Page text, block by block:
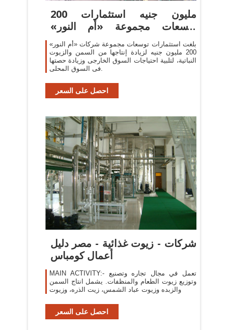
200 مليون جنيه استثمارات
توسعات مجموعة «أم النور»
جريدة
بلغت استثمارات توسعات مجموعة شركات «أم النور»
200 مليون جنيه لزيادة إنتاجها من السمن والزيوت
النباتية، لتلبية احتياجات السوق الخارجى وزيادة حصتها
فى السوق المحلى.
احصل على السعر
شركات - زيوت غذائية - مصر دليل
أعمال كومباس
MAIN ACTIVITY:- تعمل في مجال تجاره وتصنيع
وتوزيع زيوت الطعام والمنظفات. يشمل انتاج السمن
والزبده وزيوت عباد الشمس، زيت الذره، وزيوت
احصل على السعر